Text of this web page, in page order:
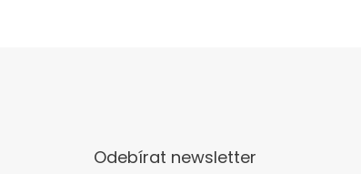
Odebírat newsletter